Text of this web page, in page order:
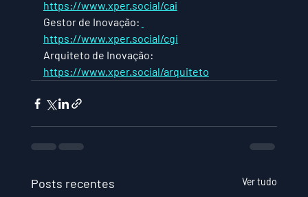
https://www.xper.social/cai
Gestor de Inovação:
https://www.xper.social/cgi
Arquiteto de Inovação:
https://www.xper.social/arquiteto
Posts recentes Ver tudo